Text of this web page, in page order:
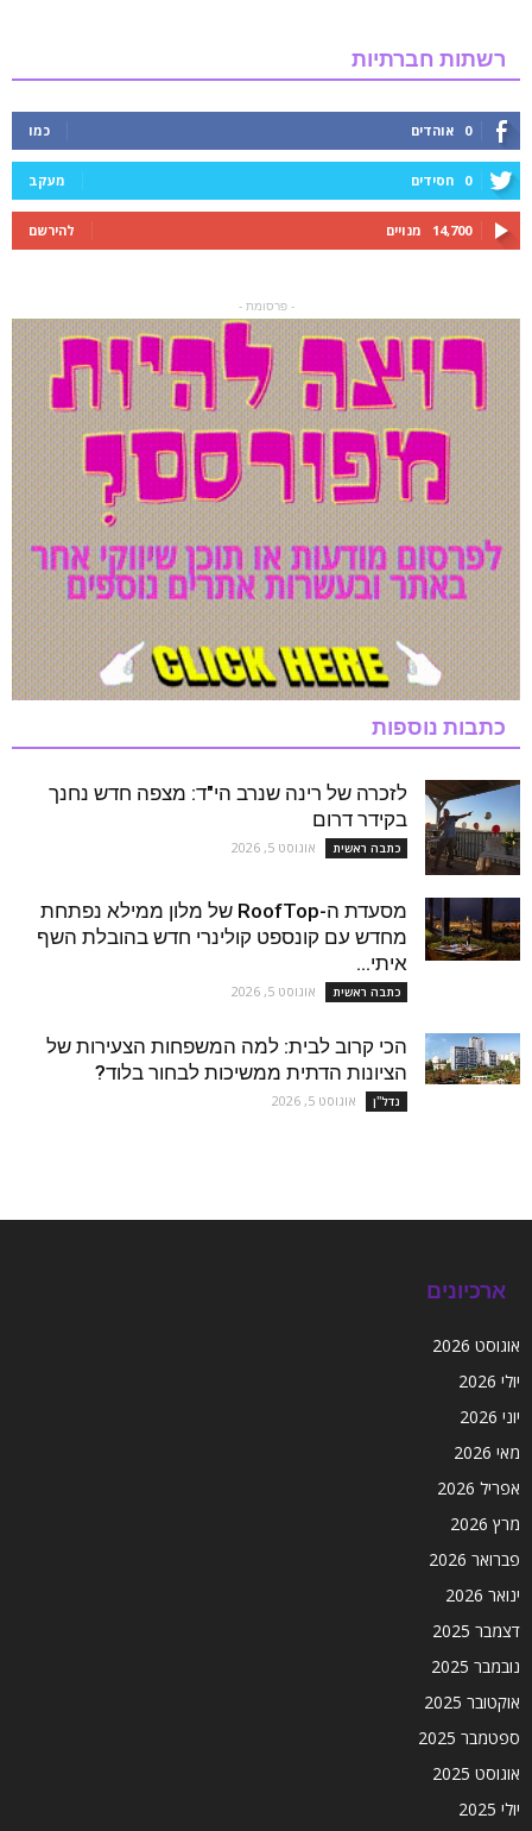
רשתות חברתיות
0 אוהדים כמו
0 חסידים מעקב
14,700 מנויים להירשם
- פרסומת -
כתבות נוספות
לזכרה של רינה שנרב הי"ד: מצפה חדש נחנך
בקידר דרום
כתבה ראשית אוגוסט 5, 2026
מסעדת ה-RoofTop של מלון ממילא נפתחת
מחדש עם קונספט קולינרי חדש בהובלת השף
איתי...
כתבה ראשית אוגוסט 5, 2026
הכי קרוב לבית: למה המשפחות הצעירות של
הציונות הדתית ממשיכות לבחור בלוד?
נדל''ן אוגוסט 5, 2026
ארכיונים
אוגוסט 2026
יולי 2026
יוני 2026
מאי 2026
אפריל 2026
מרץ 2026
פברואר 2026
ינואר 2026
דצמבר 2025
נובמבר 2025
אוקטובר 2025
ספטמבר 2025
אוגוסט 2025
יולי 2025